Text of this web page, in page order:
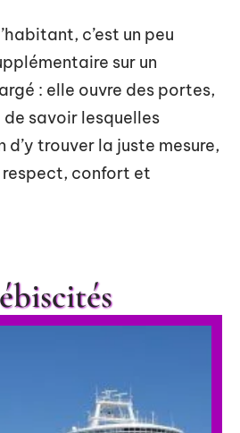
c’est un peu
sur un
: elle ouvre des portes,
de savoir lesquelles
d’y trouver la juste mesure,
confort et